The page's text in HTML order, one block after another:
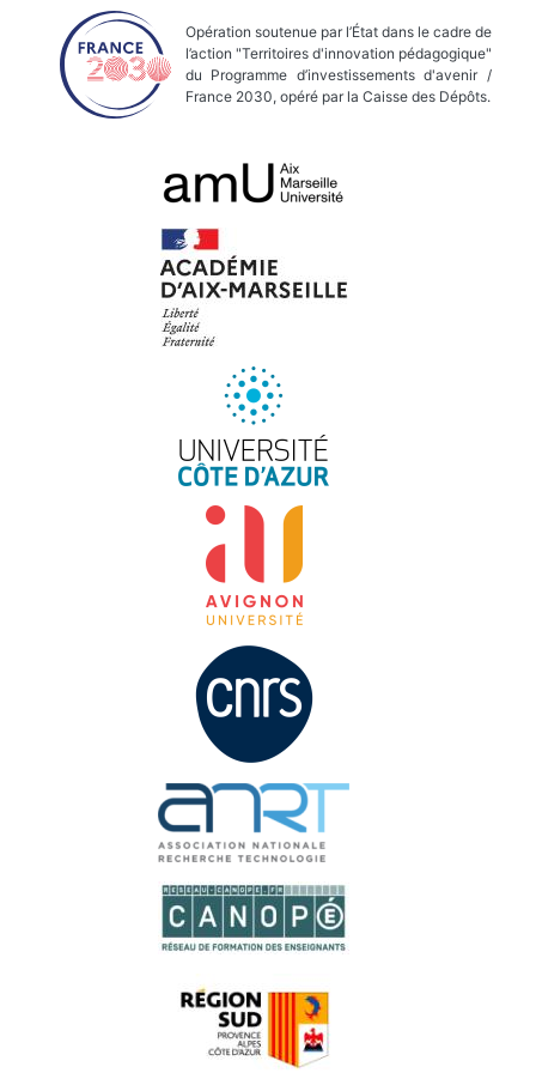
Opération soutenue par l’État dans le cadre de
l’action "Territoires d'innovation pédagogique"
du Programme d’investissements d'avenir /
France 2030, opéré par la Caisse des Dépôts.